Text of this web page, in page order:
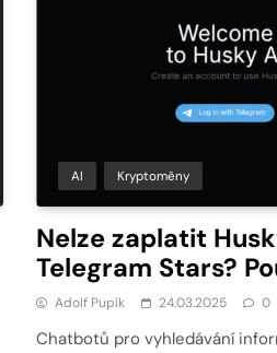
AI Kryptoměny
Nelze zaplatit
Telegram Stars?
Adolf Pupík 24.03.2025 0
Chatbotů pro vyhledávání